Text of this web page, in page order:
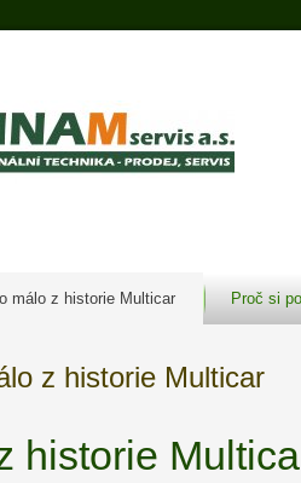
málo z historie Multicar Proč si
z historie Multicar
historie